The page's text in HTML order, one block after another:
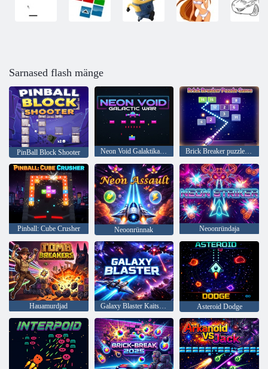
Sarnased flash mänge
PinBall Block Shooter Neon Void Galaktika sõda Brick Breaker puzzle mäng
Pinball: Cube Crusher Neoonrünnak Neoonründaja
Hauamurdjad Galaxy Blaster Kaitske galaktikat Asteroid Dodge